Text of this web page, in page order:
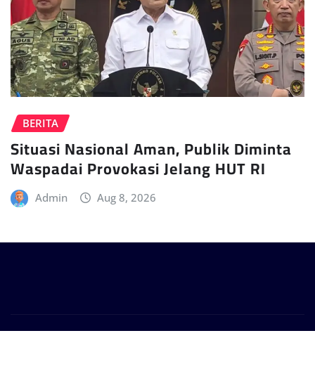
BERITA
Situasi Nasional Aman, Publik Diminta
Waspadai Provokasi Jelang HUT RI
Admin Aug 8, 2026